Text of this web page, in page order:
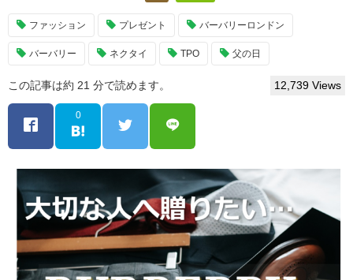
ファッション プレゼント バーバリーロンドン
バーバリー ネクタイ TPO 父の日
この記事は約 21 分で読めます。 12,739 Views
0